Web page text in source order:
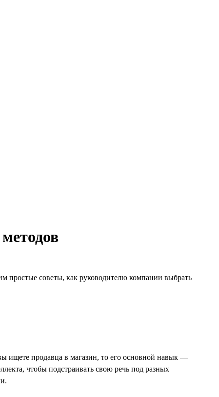
простые советы, как руководителю компании выбрать
ищете продавца в магазин, то его основной навык —
чтобы подстраивать свою речь под разных